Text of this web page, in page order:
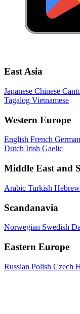
East Asia
Japanese Chinese
Tagalog Vietnamese
Western Europe
English French German
Dutch Irish Gaelic
Middle East and
Arabic Turkish Hebrew
Scandanavia
Norwegian Swedish
Eastern Europe
Russian Polish Czech